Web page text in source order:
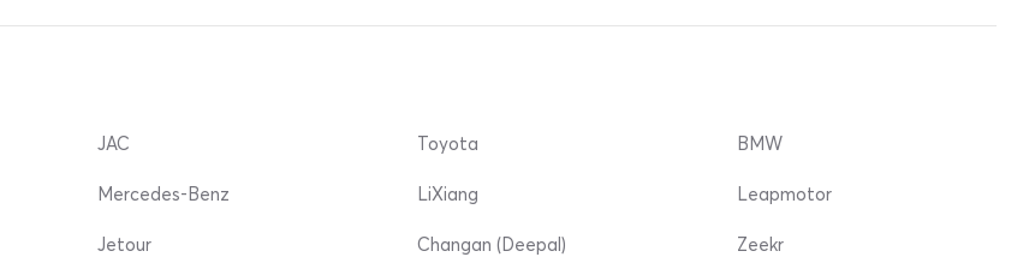
JAC
Mercedes-Benz
Jetour
Toyota
LiXiang
Changan (Deepal)
BMW
Leapmotor
Zeekr